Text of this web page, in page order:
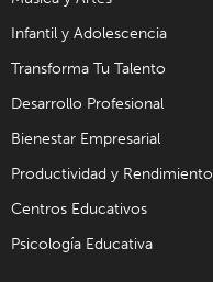
Infantil y Adolescencia
Transforma Tu Talento
Desarrollo Profesional
Bienestar Empresarial
Productividad y Rendimiento
Centros Educativos
Psicología Educativa